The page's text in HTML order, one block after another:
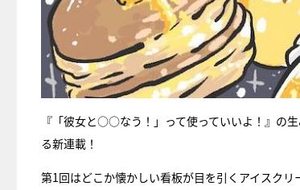
『「彼女と○○なう！」って使っていいよ！』の生
る新連載！
第1回はどこか懐かしい看板が目を引くアイスク